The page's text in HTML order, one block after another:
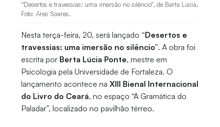
“Desertos e travessias: uma imersão no silêncio”, de Berta Lúcia.
Foto: Ares Soares.
Nesta terça-feira, 20, será lançado “Desertos e
travessias: uma imersão no silêncio”. A obra foi
escrita por Berta Lúcia Ponte, mestre em
Psicologia pela Universidade de Fortaleza. O
lançamento acontece na XIII Bienal Internacional
do Livro do Ceará, no espaço “A Gramática do
Paladar”, localizado no pavilhão térreo.